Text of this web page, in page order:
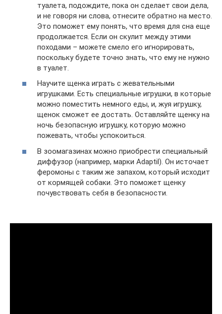
туалета, подождите, пока он сделает свои дела,
и не говоря ни слова, отнесите обратно на место.
Это поможет ему понять, что время для сна еще
продолжается. Если он скулит между этими
походами – можете смело его игнорировать,
поскольку будете точно знать, что ему не нужно
в туалет.
Научите щенка играть с жевательными
игрушками. Есть специальные игрушки, в которые
можно поместить немного еды, и, жуя игрушку,
щенок сможет ее достать. Оставляйте щенку на
ночь безопасную игрушку, которую можно
пожевать, чтобы успокоиться.
В зоомагазинах можно приобрести специальный
диффузор (например, марки Adaptil). Он источает
феромоны с таким же запахом, который исходит
от кормящей собаки. Это поможет щенку
почувствовать себя в безопасности.